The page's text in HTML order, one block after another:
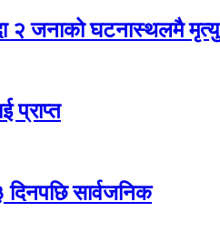
२ जनाको घटनास्थलमै मृत्यु
प्राप्त
सार्वजनिक